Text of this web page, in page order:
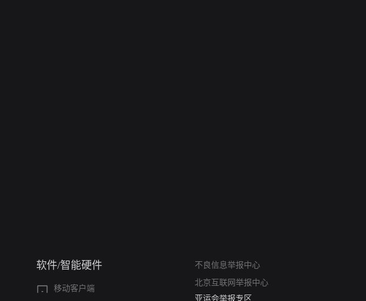
软件/智能硬件
移动客户端
不良信息举报中心
北京互联网举报中心
亚运会举报专区